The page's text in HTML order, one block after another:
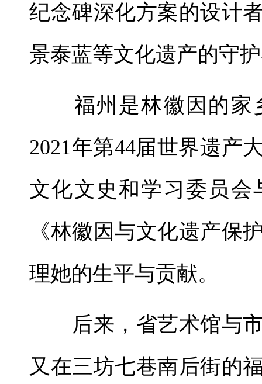
纪念碑深化方案的设计
景泰蓝等文化遗产的守
福州是林徽因的家
2021年第44届世界遗产
文化文史和学习委员
《林徽因与文化遗产保
理她的生平与贡献。
后来，省艺术馆与市
又在三坊七巷南后街的